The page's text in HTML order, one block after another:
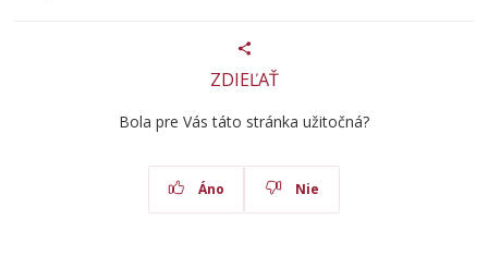
ZDIEĽAŤ
Bola pre Vás táto stránka užitočná?
Áno Nie